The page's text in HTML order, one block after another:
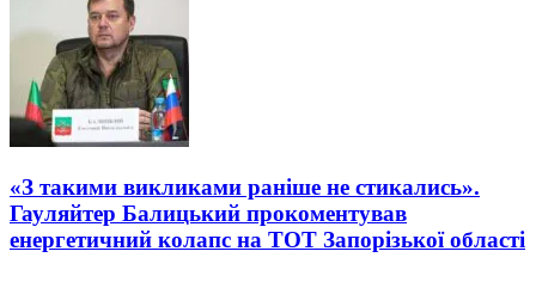
«З такими викликами раніше не стикались».
Гауляйтер Балицький прокоментував
енергетичний колапс на ТОТ Запорізької області